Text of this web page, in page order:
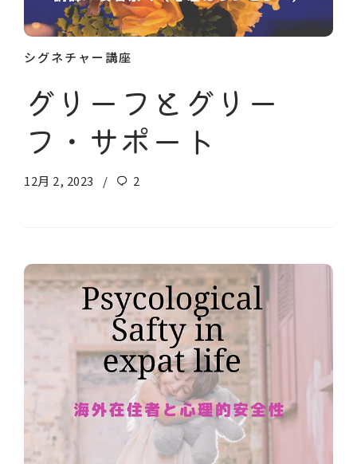
シグネチャー講座
グリーフとグリー
フ・サポート
12月 2, 2023 2